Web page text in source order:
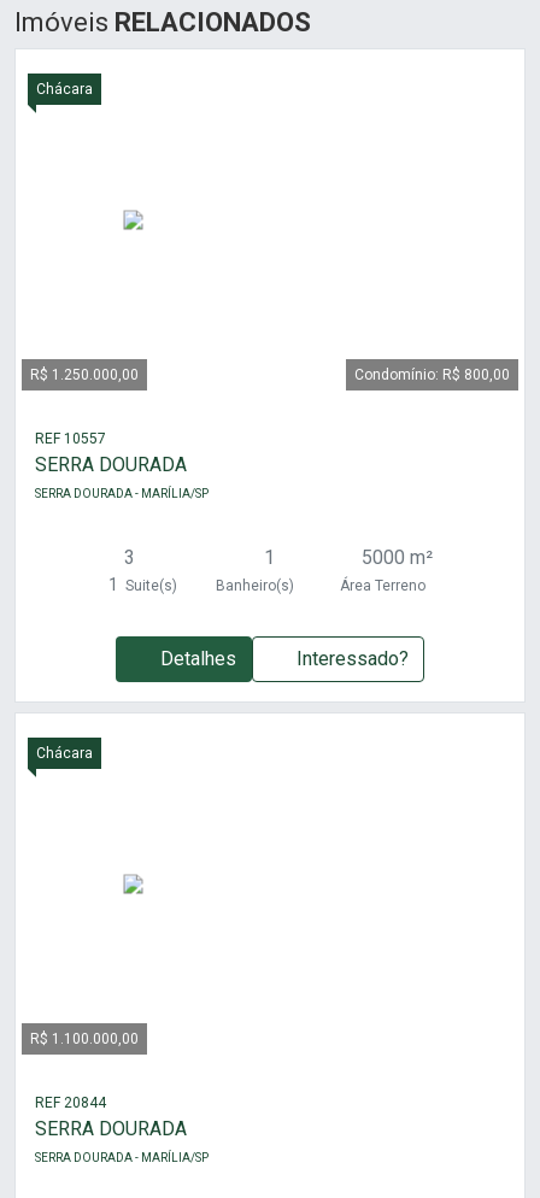
Imóveis RELACIONADOS
Chácara
R$ 1.250.000,00 Condomínio: R$ 800,00
REF 10557
SERRA DOURADA
SERRA DOURADA - MARÍLIA/SP
3
1 Suite(s)
1
Banheiro(s)
5000 m²
Área Terreno
Detalhes Interessado?
Chácara
R$ 1.100.000,00
REF 20844
SERRA DOURADA
SERRA DOURADA - MARÍLIA/SP